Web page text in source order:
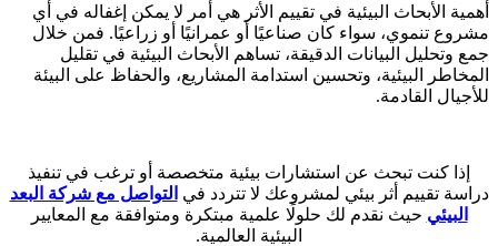
أهمية الأبحاث البيئية في تقييم الأثر هي أمر لا يمكن إغفاله في أي
مشروع تنموي، سواء كان صناعيًا أو عمرانيًا أو زراعيًا. فمن خلال
جمع وتحليل البيانات الدقيقة، تساهم الأبحاث البيئية في تقليل
المخاطر البيئية، وتحسين استدامة المشاريع، والحفاظ على البيئة
للأجيال القادمة.
إذا كنت تبحث عن استشارات بيئية متخصصة أو ترغب في تنفيذ
دراسة تقييم أثر بيئي لمشروعك لا تتردد في التواصل مع شركة البعد
البيئي حيث نقدم لك حلولًا علمية مبتكرة ومتوافقة مع المعايير
البيئية العالمية.